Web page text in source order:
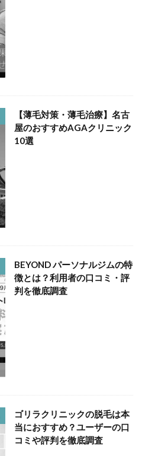
【薄毛対策・薄毛治療】名古
屋のおすすめAGAクリニック
10選
BEYOND パーソナルジムの特
徴とは？利用者の口コミ・評
判を徹底調査
ゴリラクリニックの脱毛は本
当におすすめ？ユーザーの口
コミや評判を徹底調査